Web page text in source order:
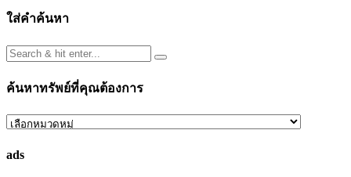
ใส่คำค้นหา
ค้นหาทรัพย์ที่คุณต้องการ
ค้นหา
ที่
ads